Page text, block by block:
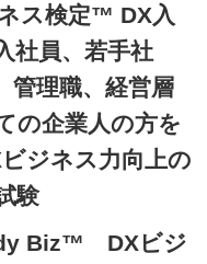
ス検定™ DX入
社員、若手社
管理職、経営層
の企業人の方を
ジネス力向上の
験
Biz™ DXビジ